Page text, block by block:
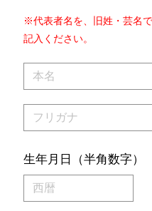
※代表者名を、旧姓・芸名
記入ください。
生年月日（半角数字）